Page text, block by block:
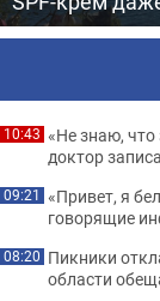
10:43 «Не знаю, что
доктор
09:21 «Привет, я
говорящие
08:20 Пикники
области